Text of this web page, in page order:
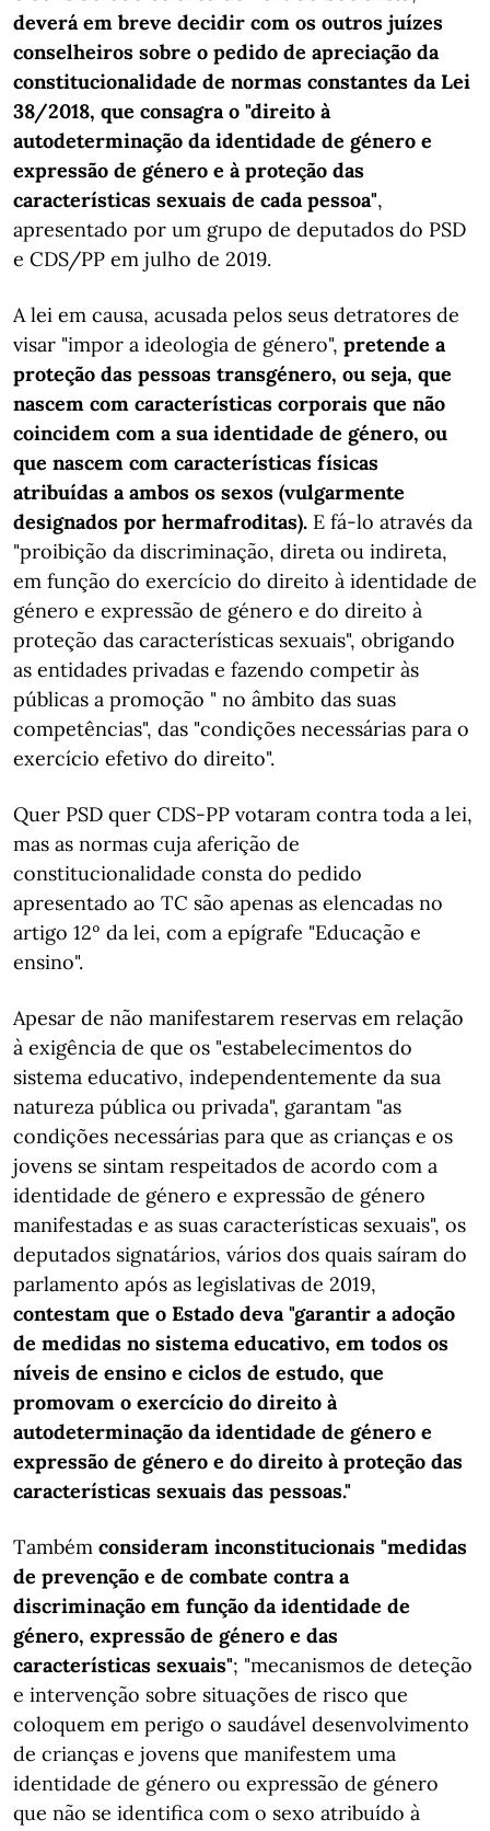
deverá em breve decidir com os outros juízes
conselheiros sobre o pedido de apreciação da
constitucionalidade de normas constantes da Lei
38/2018, que consagra o "direito à
autodeterminação da identidade de género e
expressão de género e à proteção das
características sexuais de cada pessoa",
apresentado por um grupo de deputados do PSD
e CDS/PP em julho de 2019.
A lei em causa, acusada pelos seus detratores de
visar "impor a ideologia de género", pretende a
proteção das pessoas transgénero, ou seja, que
nascem com características corporais que não
coincidem com a sua identidade de género, ou
que nascem com características físicas
atribuídas a ambos os sexos (vulgarmente
designados por hermafroditas). E fá-lo através da
"proibição da discriminação, direta ou indireta,
em função do exercício do direito à identidade de
género e expressão de género e do direito à
proteção das características sexuais", obrigando
as entidades privadas e fazendo competir às
públicas a promoção " no âmbito das suas
competências", das "condições necessárias para o
exercício efetivo do direito".
Quer PSD quer CDS-PP votaram contra toda a lei,
mas as normas cuja aferição de
constitucionalidade consta do pedido
apresentado ao TC são apenas as elencadas no
artigo 12º da lei, com a epígrafe "Educação e
ensino".
Apesar de não manifestarem reservas em relação
à exigência de que os "estabelecimentos do
sistema educativo, independentemente da sua
natureza pública ou privada", garantam "as
condições necessárias para que as crianças e os
jovens se sintam respeitados de acordo com a
identidade de género e expressão de género
manifestadas e as suas características sexuais", os
deputados signatários, vários dos quais saíram do
parlamento após as legislativas de 2019,
contestam que o Estado deva "garantir a adoção
de medidas no sistema educativo, em todos os
níveis de ensino e ciclos de estudo, que
promovam o exercício do direito à
autodeterminação da identidade de género e
expressão de género e do direito à proteção das
características sexuais das pessoas."
Também consideram inconstitucionais "medidas
de prevenção e de combate contra a
discriminação em função da identidade de
género, expressão de género e das
características sexuais"; "mecanismos de deteção
e intervenção sobre situações de risco que
coloquem em perigo o saudável desenvolvimento
de crianças e jovens que manifestem uma
identidade de género ou expressão de género
que não se identifica com o sexo atribuído à